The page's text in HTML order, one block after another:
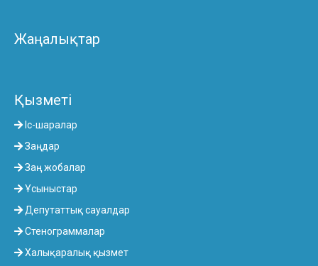
Жаңалықтар
Қызметі
Іс-шаралар
Заңдар
Заң жобалар
Ұсыныстар
Депутаттық сауалдар
Стенограммалар
Халықаралық қызмет